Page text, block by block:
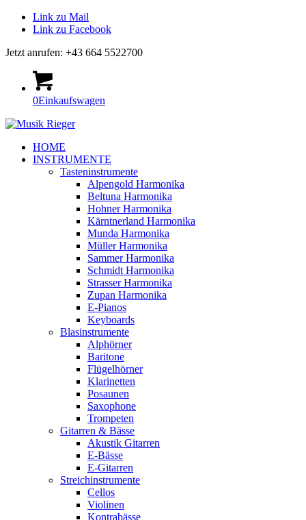
Link zu Mail
Link zu Facebook
Jetzt anrufen: +43 664 5522700
0Einkaufswagen
HOME
INSTRUMENTE
Tasteninstrumente
Alpengold Harmonika
Beltuna Harmonika
Hohner Harmonika
Kärntnerland Harmonika
Munda Harmonika
Müller Harmonika
Sammer Harmonika
Schmidt Harmonika
Strasser Harmonika
Zupan Harmonika
E-Pianos
Keyboards
Blasinstrumente
Alphörner
Baritone
Flügelhörner
Klarinetten
Posaunen
Saxophone
Trompeten
Gitarren & Bässe
Akustik Gitarren
E-Bässe
E-Gitarren
Streichinstrumente
Cellos
Violinen
Kontrabässe